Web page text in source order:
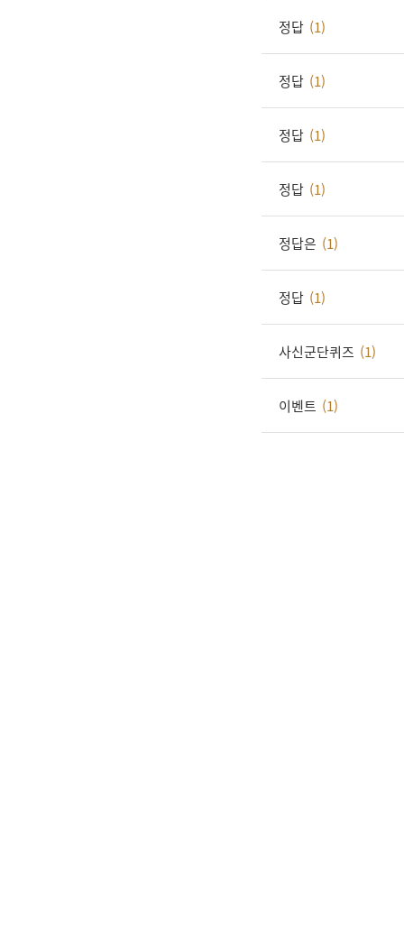
정답 (1)
정답 (1)
정답 (1)
정답 (1)
정답은 (1)
정답 (1)
사신군단퀴즈 (1)
이벤트 (1)